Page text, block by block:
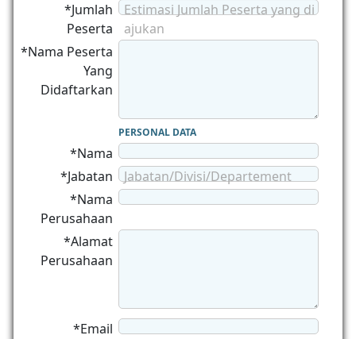
*Jumlah
Peserta
Estimasi Jumlah Peserta yang di
ajukan
*Nama Peserta
Yang
Didaftarkan
PERSONAL DATA
*Nama
*Jabatan
Jabatan/Divisi/Departement
*Nama
Perusahaan
*Alamat
Perusahaan
*Email